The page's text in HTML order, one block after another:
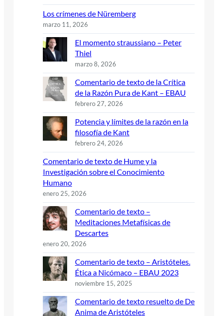
Los crímenes de Nüremberg
marzo 11, 2026
El momento straussiano – Peter
Thiel
marzo 8, 2026
Comentario de texto de la Crítica
de la Razón Pura de Kant – EBAU
febrero 27, 2026
Potencia y límites de la razón en la
filosofía de Kant
febrero 24, 2026
Comentario de texto de Hume y la
Investigación sobre el Conocimiento
Humano
enero 25, 2026
Comentario de texto –
Meditaciones Metafísicas de
Descartes
enero 20, 2026
Comentario de texto – Aristóteles.
Ética a Nicómaco – EBAU 2023
noviembre 15, 2025
Comentario de texto resuelto de De
Anima de Aristóteles